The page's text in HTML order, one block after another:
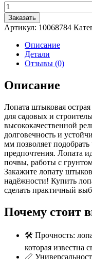
Количество
товара
Лопата
штыковая
острая,
тулейка
рельсовая
сталь,
черенка,
Greengo
с
гравировкой
Заказать
Артикул: 10068784
Описание
Детали
Отзывы (0)
Описание
Лопата штыковая
для садовых и
высококачественной
долговечность и
мм позволяет
предпочтения. Лопата
почвы, работы с
Закажите лопату
надёжности! Купить
сделать практичный
Почему стоит
🛠 Прочность:
которая известна
📏